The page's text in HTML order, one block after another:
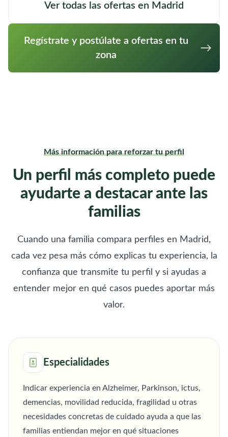
Cuidador/a de día para personas
Alcobendas,
Ver todas las ofertas en Madrid
Regístrate y postúlate a ofertas en tu
zona
Más información para reforzar tu perfil
Un perfil más completo puede
ayudarte a destacar ante las
familias
Cuando una familia compara perfiles en Madrid,
cada vez pesa más cómo explicas tu experiencia, la
confianza que transmite tu perfil y si ayudas a
entender mejor en qué casos puedes aportar más
valor.
Especialidades
Indicar experiencia en Alzheimer, Parkinson, ictus,
demencias, movilidad reducida, fragilidad u otras
necesidades concretas de cuidado ayuda a que las
familias entiendan mejor en qué situaciones